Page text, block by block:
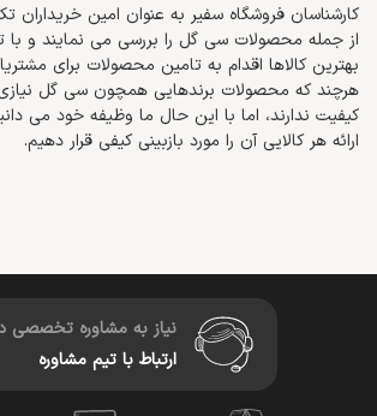
کارشناسان فروشگاه سفیر به عنوان امین
از جمله محصولات سی گل را بررسی می نمایند و با
بهترین کالاها اقدام به تامین محصولات برای
هرچند که محصولات برندهایی همچون سی گل نیازی
کیفیت ندارند، اما با این حال ما وظیفه خود می
ارائه هر کالایی آن را مورد بازبینی کیفی قرار دهیم.
نیاز به مشاوره تخصصی
ارتباط با تیم مشاوره